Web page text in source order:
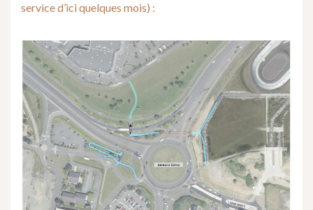
service d’ici quelques mois) :